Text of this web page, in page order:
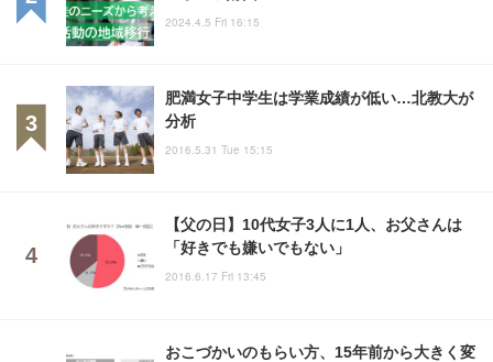
2024.4.5 Fri 16:15
肥満女子中学生は学業成績が低い…北教大が
分析
2016.5.31 Tue 15:15
【父の日】10代女子3人に1人、お父さんは
「好きでも嫌いでもない」
2016.6.17 Fri 13:45
おこづかいのもらい方、15年前から大きく変